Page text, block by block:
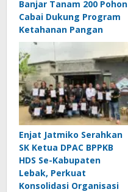
Banjar Tanam 200 Pohon
Cabai Dukung Program
Ketahanan Pangan
Enjat Jatmiko Serahkan
SK Ketua DPAC BPPKB
HDS Se-Kabupaten
Lebak, Perkuat
Konsolidasi Organisasi